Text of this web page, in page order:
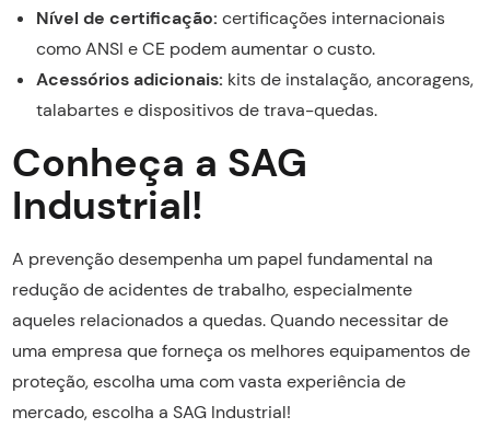
Nível de certificação: certificações internacionais
como ANSI e CE podem aumentar o custo.
Acessórios adicionais: kits de instalação, ancoragens,
talabartes e dispositivos de trava-quedas.
Conheça a SAG
Industrial!
A prevenção desempenha um papel fundamental na
redução de acidentes de trabalho, especialmente
aqueles relacionados a quedas. Quando necessitar de
uma empresa que forneça os melhores equipamentos de
proteção, escolha uma com vasta experiência de
mercado, escolha a SAG Industrial!